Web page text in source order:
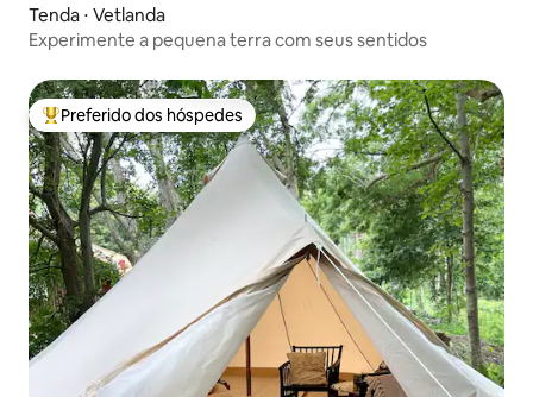
Tenda ⋅ Vetlanda
Experimente a pequena terra com seus sentidos
Entre os melhores preferidos dos hóspedes
Preferido dos hóspedes